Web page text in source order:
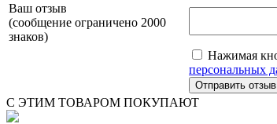
Ваш отзыв
(сообщение ограничено 2000
знаков)
Нажимая
персональных
С ЭТИМ ТОВАРОМ ПОКУПАЮТ